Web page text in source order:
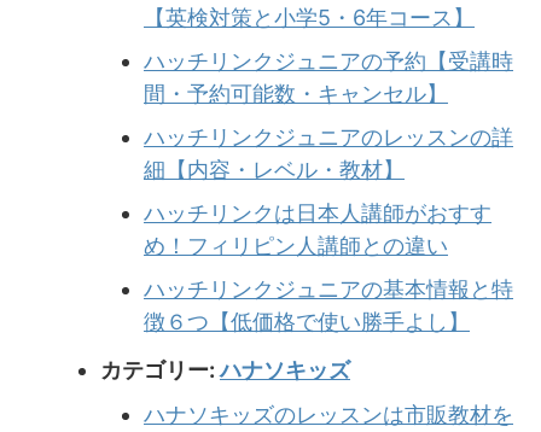
【英検対策と小学5・6年コース】
ハッチリンクジュニアの予約【受講時
間・予約可能数・キャンセル】
ハッチリンクジュニアのレッスンの詳
細【内容・レベル・教材】
ハッチリンクは日本人講師がおすす
め！フィリピン人講師との違い
ハッチリンクジュニアの基本情報と特
徴６つ【低価格で使い勝手よし】
カテゴリー:ハナソキッズ
ハナソキッズのレッスンは市販教材を